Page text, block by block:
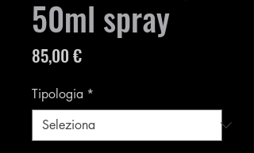
50ml spray
85,00 €Prezzo
Tipologia *